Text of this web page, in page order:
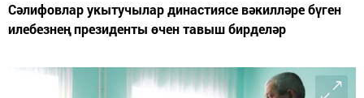
Сәлифовлар укытучылар династиясе вәкилләре бүген
илебезнең президенты өчен тавыш бирделәр